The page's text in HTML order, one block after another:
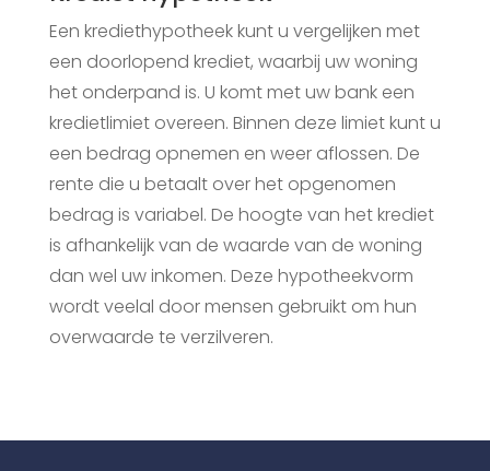
Een krediethypotheek kunt u vergelijken met
een doorlopend krediet, waarbij uw woning
het onderpand is. U komt met uw bank een
kredietlimiet overeen. Binnen deze limiet kunt u
een bedrag opnemen en weer aflossen. De
rente die u betaalt over het opgenomen
bedrag is variabel. De hoogte van het krediet
is afhankelijk van de waarde van de woning
dan wel uw inkomen. Deze hypotheekvorm
wordt veelal door mensen gebruikt om hun
overwaarde te verzilveren.